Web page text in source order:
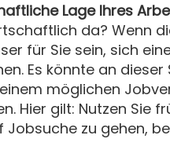
Lage Ihres
da? Wenn
für Sie sein, sich
Es könnte an dieser
möglichen
Hier gilt: Nutzen Sie
zu gehen,